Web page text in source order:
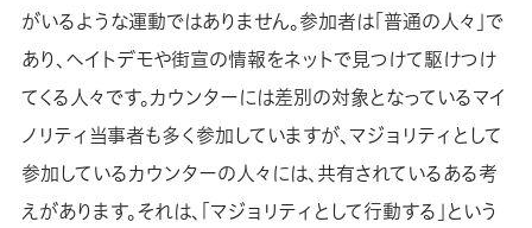
がいるような運動ではありません。参加者は「普通の人々」で
あり、ヘイトデモや街宣の情報をネットで見つけて駆けつけ
てくる人々です。カウンターには差別の対象となっているマイ
ノリティ当事者も多く参加していますが、マジョリティとして
参加しているカウンターの人々には、共有されているある考
えがあります。それは、「マジョリティとして行動する」という